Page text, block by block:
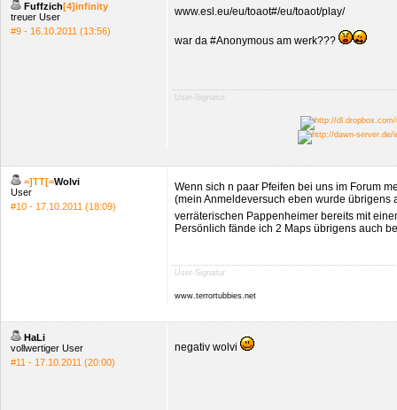
Fuffzich[4]infinity
treuer User
#9 - 16.10.2011 (13:56)
www.esl.eu/eu/toaot#/eu/toaot/play/
war da #Anonymous am werk???
User-Signatur
=]TT[=Wolvi
User
#10 - 17.10.2011 (18:09)
Wenn sich n paar Pfeifen bei uns im Forum
(mein Anmeldeversuch eben wurde übrigens
verräterischen Pappenheimer bereits mit
Persönlich fände ich 2 Maps übrigens auch
User-Signatur
www.terrortubbies.net
HaLi
vollwertiger User
#11 - 17.10.2011 (20:00)
negativ wolvi